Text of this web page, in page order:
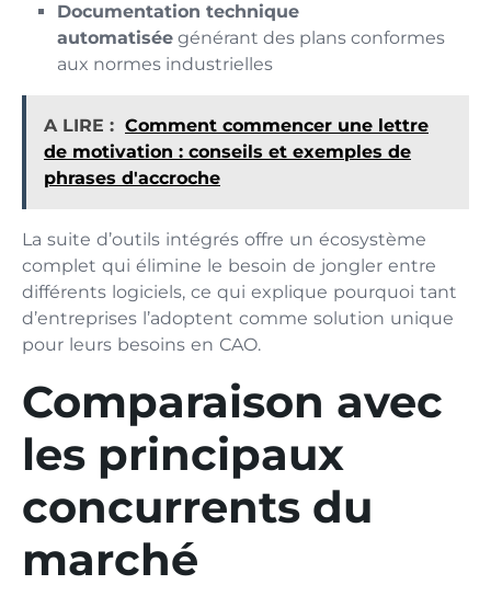
Documentation technique
automatisée générant des plans conformes
aux normes industrielles
A LIRE : Comment commencer une lettre
de motivation : conseils et exemples de
phrases d'accroche
La suite d’outils intégrés offre un écosystème
complet qui élimine le besoin de jongler entre
différents logiciels, ce qui explique pourquoi tant
d’entreprises l’adoptent comme solution unique
pour leurs besoins en CAO.
Comparaison avec
les principaux
concurrents du
marché